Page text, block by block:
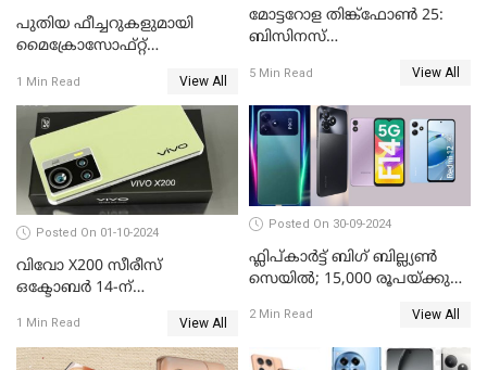
പുതിയ ഫീച്ചറുകളുമായി
മൈക്രോസോഫ്റ്റ്
1 Min Read View All
മോട്ടറോള തിങ്ക്ഫോൺ 25:
ബിസിനസ്
പുതിയൊരു കരുത്ത്
5 Min Read View All
Posted On 01-10-2024
വിവോ X200 സീരീസ്
ഒക്ടോബർ 14-ന്
വിവരങ്ങൾ പുറത്ത്
1 Min Read View All
Posted On 30-09-2024
ഫ്ലിപ്കാർട്ട് ബിഗ് ബില്ല്യൺ
സെയിൽ; 15,000 രൂപയ്ക്കു
സ്മാർട്ട്ഫോണുകൾ
2 Min Read View All